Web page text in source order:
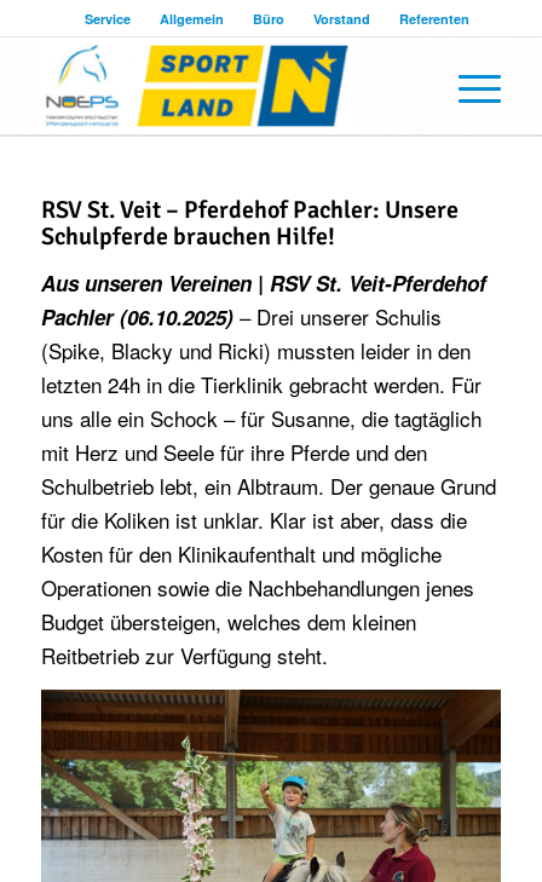
Service Allgemein Büro Vorstand Referenten
RSV St. Veit – Pferdehof Pachler: Unsere
Schulpferde brauchen Hilfe!
Aus unseren Vereinen | RSV St. Veit-Pferdehof
Pachler (06.10.2025) – Drei unserer Schulis
(Spike, Blacky und Ricki) mussten leider in den
letzten 24h in die Tierklinik gebracht werden. Für
uns alle ein Schock – für Susanne, die tagtäglich
mit Herz und Seele für ihre Pferde und den
Schulbetrieb lebt, ein Albtraum. Der genaue Grund
für die Koliken ist unklar. Klar ist aber, dass die
Kosten für den Klinikaufenthalt und mögliche
Operationen sowie die Nachbehandlungen jenes
Budget übersteigen, welches dem kleinen
Reitbetrieb zur Verfügung steht.